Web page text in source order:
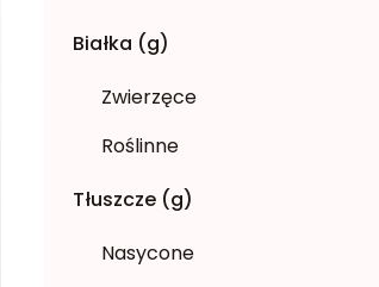
Białka (g)
Zwierzęce
Roślinne
Tłuszcze (g)
Nasycone